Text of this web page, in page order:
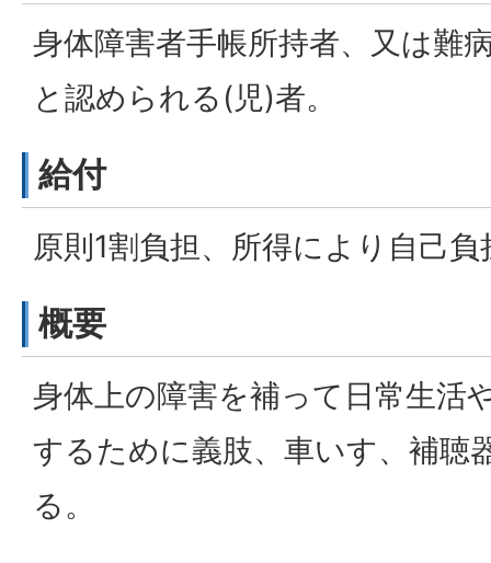
身体障害者手帳所持者、又は難
と認められる(児)者。
給付
原則1割負担、所得により自己
概要
身体上の障害を補って日常生活
するために義肢、車いす、補聴
る。